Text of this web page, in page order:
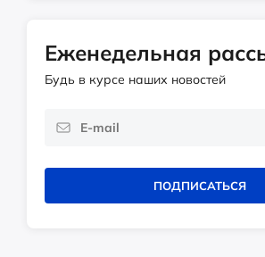
Еженедельная
Будь в курсе наших новостей
ПОДПИСАТЬСЯ